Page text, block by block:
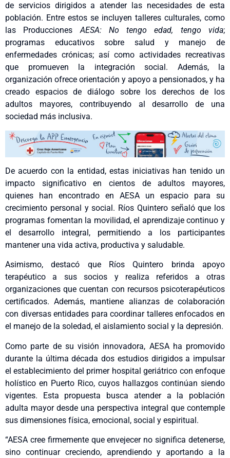
de servicios dirigidos a atender las necesidades de esta
población. Entre estos se incluyen talleres culturales, como
las ProduccionesAESA: No tengo edad, tengo vida;
programas educativos sobre salud y manejo de
enfermedades crónicas; así como actividades recreativas
que promueven la integración social. Además, la
organización ofrece orientación y apoyo a pensionados, y ha
creado espacios de diálogo sobre los derechos de los
adultos mayores, contribuyendo al desarrollo de una
sociedad más inclusiva.
De acuerdo con la entidad, estas iniciativas han tenido un
impacto significativo en cientos de adultos mayores,
quienes han encontrado en AESA un espacio para su
crecimiento personal y social. Ríos Quintero señaló que los
programas fomentan la movilidad, el aprendizaje continuo y
el desarrollo integral, permitiendo a los participantes
mantener una vida activa, productiva y saludable.
Asimismo, destacó que Ríos Quintero brinda apoyo
terapéutico a sus socios y realiza referidos a otras
organizaciones que cuentan con recursos psicoterapéuticos
certificados. Además, mantiene alianzas de colaboración
con diversas entidades para coordinar talleres enfocados en
el manejo de la soledad, el aislamiento social y la depresión.
Como parte de su visión innovadora, AESA ha promovido
durante la última década dos estudios dirigidos a impulsar
el establecimiento del primer hospital geriátrico con enfoque
holístico en Puerto Rico, cuyos hallazgos continúan siendo
vigentes. Esta propuesta busca atender a la población
adulta mayor desde una perspectiva integral que contemple
sus dimensiones física, emocional, social y espiritual.
“AESA cree firmemente que envejecer no significa detenerse,
sino continuar creciendo, aprendiendo y aportando a la